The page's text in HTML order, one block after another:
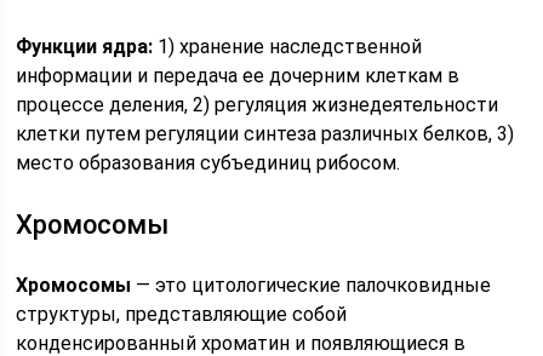
Функции ядра: 1) хранение наследственной
информации и передача ее дочерним клеткам в
процессе деления, 2) регуляция жизнедеятельности
клетки путем регуляции синтеза различных белков, 3)
место образования субъединиц рибосом.
Хромосомы
Хромосомы — это цитологические палочковидные
структуры, представляющие собой
конденсированный хроматин и появляющиеся в